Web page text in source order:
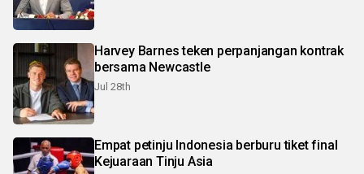
Harvey Barnes teken perpanjangan kontrak
bersama Newcastle
Jul 28th
Empat petinju Indonesia berburu tiket final
Kejuaraan Tinju Asia